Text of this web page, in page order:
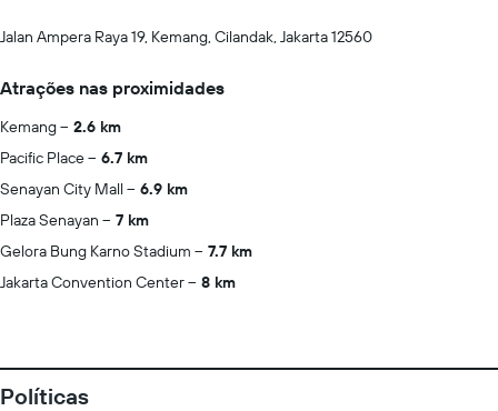
Jalan Ampera Raya 19, Kemang, Cilandak, Jakarta 12560
Atrações nas proximidades
Kemang
2.6 km
Pacific Place
6.7 km
Senayan City Mall
6.9 km
Plaza Senayan
7 km
Gelora Bung Karno Stadium
7.7 km
Jakarta Convention Center
8 km
Políticas